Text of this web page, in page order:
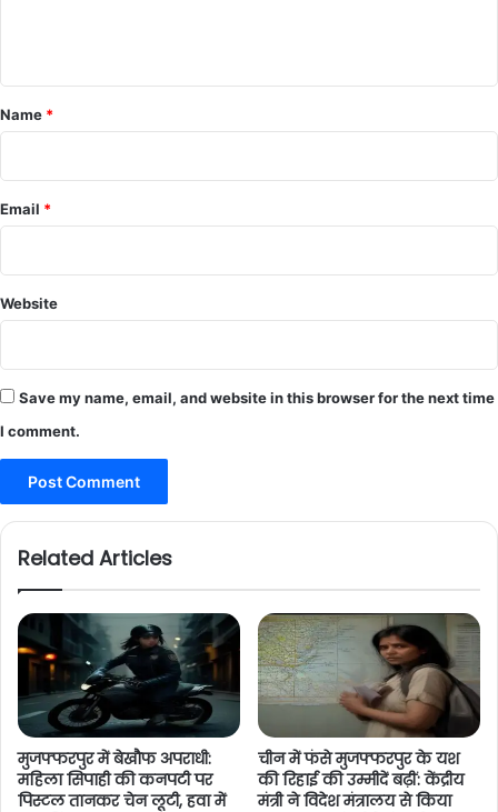
*
Name *
Email *
Website
Save my name, email, and website in this browser for the next time
I comment.
Related Articles
मुजफ्फरपुर में बेखौफ अपराधी:
महिला सिपाही की कनपटी पर
पिस्टल तानकर चेन लूटी, हवा में
चीन में फंसे मुजफ्फरपुर के यश
की रिहाई की उम्मीदें बढ़ीं: केंद्रीय
मंत्री ने विदेश मंत्रालय से किया